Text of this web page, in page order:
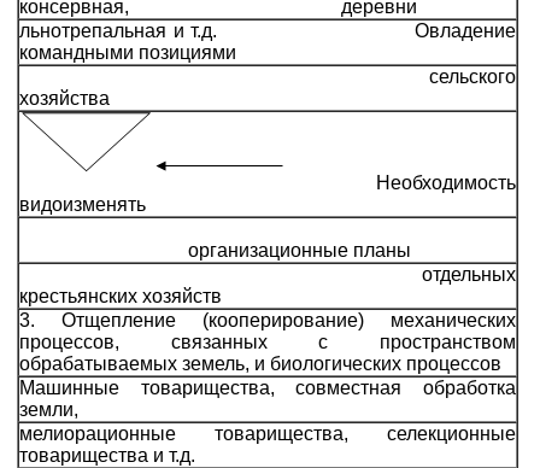
консервная, деревни
льнотрепальная и т.д. Овладение
командными позициями
сельского
хозяйства
Необходимость
видоизменять
организационные планы
отдельных
крестьянских хозяйств
3. Отщепление (кооперирование) механических
процессов, связанных с пространством
обрабатываемых земель, и биологических процессов
Машинные товарищества, совместная обработка
земли,
мелиорационные товарищества, селекционные
товарищества и т.д.